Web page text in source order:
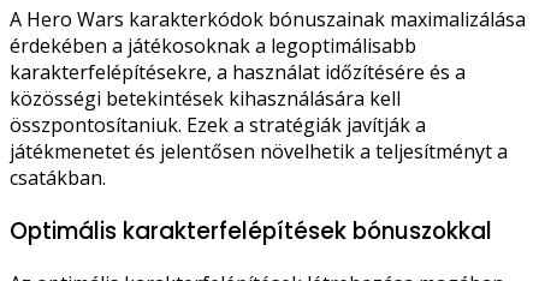
A Hero Wars karakterkódok bónuszainak maximalizálása
érdekében a játékosoknak a legoptimálisabb
karakterfelépítésekre, a használat időzítésére és a
közösségi betekintések kihasználására kell
összpontosítaniuk. Ezek a stratégiák javítják a
játékmenetet és jelentősen növelhetik a teljesítményt a
csatákban.
Optimális karakterfelépítések bónuszokkal